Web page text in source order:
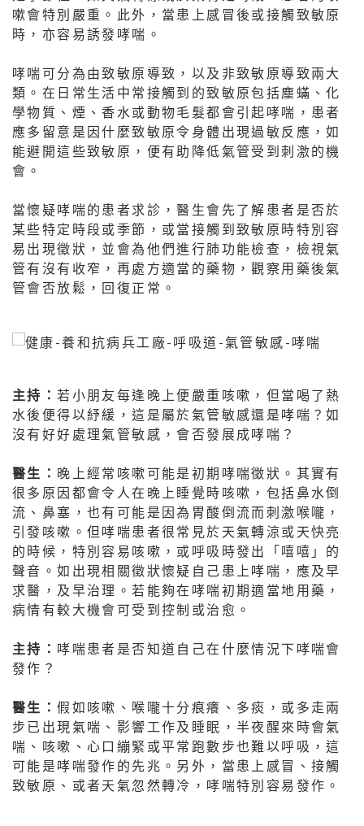
嗽會特別嚴重。此外，當患上感冒後或接觸致敏原
時，亦容易誘發哮喘。
哮喘可分為由致敏原導致，以及非致敏原導致兩大
類。在日常生活中常接觸到的致敏原包括塵蟎、化
學物質、煙、香水或動物毛髮都會引起哮喘，患者
應多留意是因什麼致敏原令身體出現過敏反應，如
能避開這些致敏原，便有助降低氣管受到刺激的機
會。
當懷疑哮喘的患者求診，醫生會先了解患者是否於
某些特定時段或季節，或當接觸到致敏原時特別容
易出現徵狀，並會為他們進行肺功能檢查，檢視氣
管有沒有收窄，再處方適當的藥物，觀察用藥後氣
管會否放鬆，回復正常。
主持：若小朋友每逢晚上便嚴重咳嗽，但當喝了熱
水後便得以紓緩，這是屬於氣管敏感還是哮喘？如
沒有好好處理氣管敏感，會否發展成哮喘？
醫生： 晚上經常咳嗽可能是初期哮喘徵狀。其實有
很多原因都會令人在晚上睡覺時咳嗽，包括鼻水倒
流、鼻塞，也有可能是因為胃酸倒流而刺激喉嚨，
引發咳嗽。但哮喘患者很常見於天氣轉涼或天快亮
的時候，特別容易咳嗽，或呼吸時發出「嘻嘻」的
聲音。如出現相關徵狀懷疑自己患上哮喘，應及早
求醫，及早治理。若能夠在哮喘初期適當地用藥，
病情有較大機會可受到控制或治愈。
主持： 哮喘患者是否知道自己在什麼情況下哮喘會
發作？
醫生：假如咳嗽、喉嚨十分痕癢、多痰，或多走兩
步已出現氣喘、影響工作及睡眠，半夜醒來時會氣
喘、咳嗽、心口繃緊或平常跑數步也難以呼吸，這
可能是哮喘發作的先兆。另外，當患上感冒、接觸
致敏原、或者天氣忽然轉冷，哮喘特別容易發作。